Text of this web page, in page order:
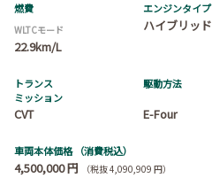
燃費
WLTCモード
22.9km/L
エンジンタイプ
ハイブリッド
トランス
ミッション
CVT
駆動方法
E-Four
車両本体価格 （消費税込）
4,500,000 円 （税抜 4,090,909 円）